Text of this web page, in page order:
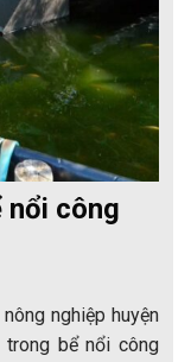
nổi công
nghiệp huyện
trong bể nổi công